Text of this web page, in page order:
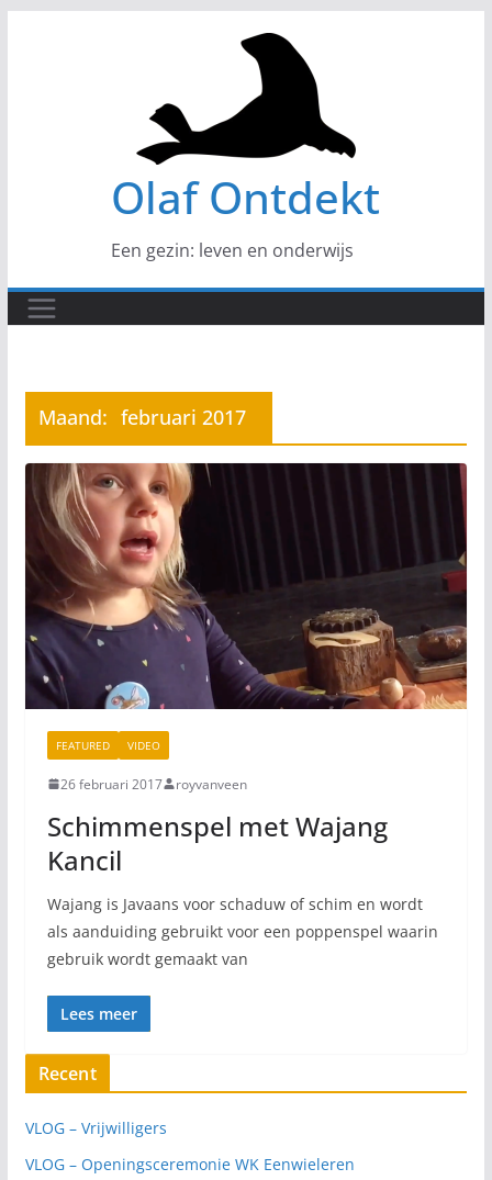
Olaf Ontdekt
Een gezin: leven en onderwijs
Maand: februari 2017
FEATURED VIDEO
26 februari 2017 royvanveen
Schimmenspel met Wajang
Kancil
Wajang is Javaans voor schaduw of schim en wordt
als aanduiding gebruikt voor een poppenspel waarin
gebruik wordt gemaakt van
Lees meer
Recent
VLOG – Vrijwilligers
VLOG – Openingsceremonie WK Eenwieleren